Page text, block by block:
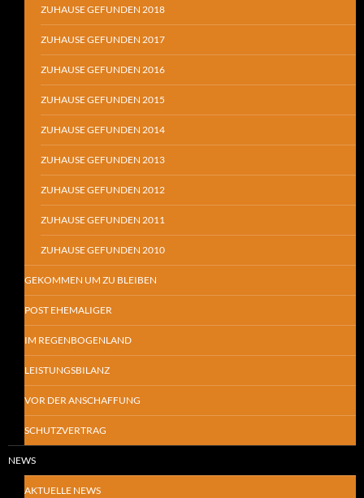
ZUHAUSE GEFUNDEN 2018
ZUHAUSE GEFUNDEN 2017
ZUHAUSE GEFUNDEN 2016
ZUHAUSE GEFUNDEN 2015
ZUHAUSE GEFUNDEN 2014
ZUHAUSE GEFUNDEN 2013
ZUHAUSE GEFUNDEN 2012
ZUHAUSE GEFUNDEN 2011
ZUHAUSE GEFUNDEN 2010
GEKOMMEN UM ZU BLEIBEN
POST EHEMALIGER
IM REGENBOGENLAND
LEISTUNGSBILANZ
VOR DER ANSCHAFFUNG
SCHUTZVERTRAG
NEWS
AKTUELLE NEWS